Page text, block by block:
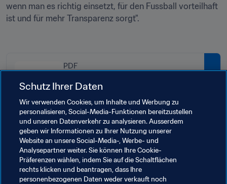
wenn man es richtig einsetzt, für den Fussball vorteilhaft
ist und für mehr Transparenz sorgt".
PDF
Vorgaben des Unterstützungs-
und Bewilligungsprogramm zur
VAR-Einführung
Verwandte Themen
Förderung des Fussballs FIFA Forward
Schutz Ihrer Daten
Wir verwenden Cookies, um Inhalte und Werbung zu
personalisieren, Social-Media-Funktionen bereitzustellen
und unseren Datenverkehr zu analysieren. Ausserdem
geben wir Informationen zu Ihrer Nutzung unserer
Website an unsere Social-Media-, Werbe- und
Analysepartner weiter. Sie können Ihre Cookie-
Präferenzen wählen, indem Sie auf die Schaltflächen
rechts klicken und beantragen, dass Ihre
personenbezogenen Daten weder verkauft noch